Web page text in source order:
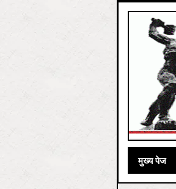
मुख्‍य पेज